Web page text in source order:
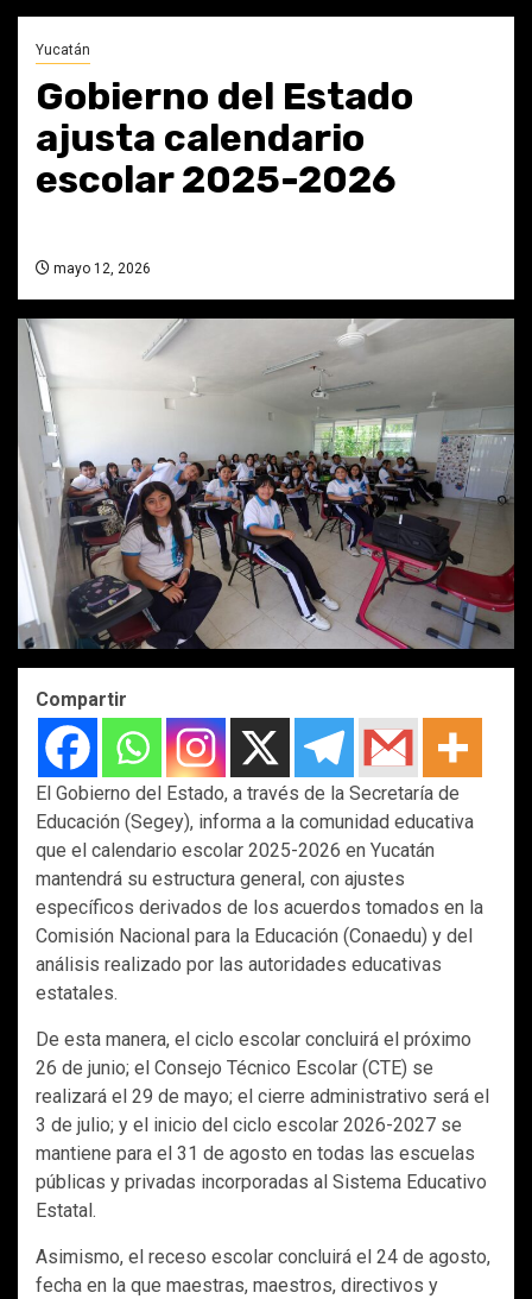
Yucatán
Gobierno del Estado
ajusta calendario
escolar 2025-2026
mayo 12, 2026
Compartir
El Gobierno del Estado, a través de la Secretaría de
Educación (Segey), informa a la comunidad educativa
que el calendario escolar 2025-2026 en Yucatán
mantendrá su estructura general, con ajustes
específicos derivados de los acuerdos tomados en la
Comisión Nacional para la Educación (Conaedu) y del
análisis realizado por las autoridades educativas
estatales.
De esta manera, el ciclo escolar concluirá el próximo
26 de junio; el Consejo Técnico Escolar (CTE) se
realizará el 29 de mayo; el cierre administrativo será el
3 de julio; y el inicio del ciclo escolar 2026-2027 se
mantiene para el 31 de agosto en todas las escuelas
públicas y privadas incorporadas al Sistema Educativo
Estatal.
Asimismo, el receso escolar concluirá el 24 de agosto,
fecha en la que maestras, maestros, directivos y